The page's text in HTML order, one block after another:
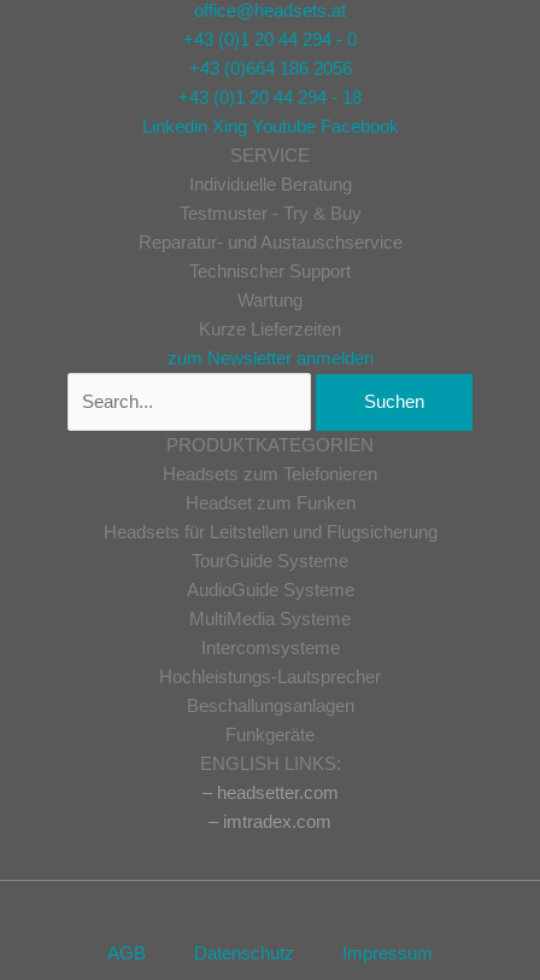
office@headsets.at
+43 (0)1 20 44 294 - 0
+43 (0)664 186 2056
+43 (0)1 20 44 294 - 18
Linkedin Xing Youtube Facebook
SERVICE
Individuelle Beratung
Testmuster - Try & Buy
Reparatur- und Austauschservice
Technischer Support
Wartung
Kurze Lieferzeiten
zum Newsletter anmelden
PRODUKTKATEGORIEN
Headsets zum Telefonieren
Headset zum Funken
Headsets für Leitstellen und Flugsicherung
TourGuide Systeme
AudioGuide Systeme
MultiMedia Systeme
Intercomsysteme
Hochleistungs-Lautsprecher
Beschallungsanlagen
Funkgeräte
ENGLISH LINKS:
– headsetter.com
– imtradex.com
AGB Datenschutz Impressum